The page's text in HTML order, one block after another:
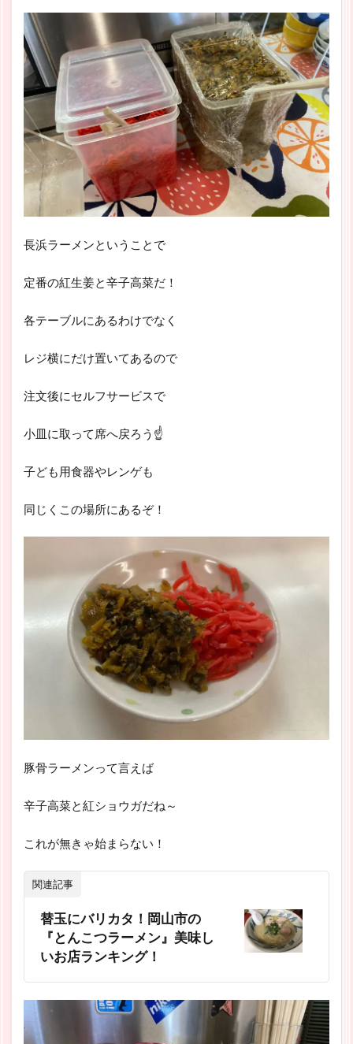
長浜ラーメンということで
定番の紅生姜と辛子高菜だ！
各テーブルにあるわけでなく
レジ横にだけ置いてあるので
注文後にセルフサービスで
小皿に取って席へ戻ろう☝
子ども用食器やレンゲも
同じくこの場所にあるぞ！
豚骨ラーメンって言えば
辛子高菜と紅ショウガだね～
これが無きゃ始まらない！
関連記事
替玉にバリカタ！岡山市の
『とんこつラーメン』美味し
いお店ランキング！